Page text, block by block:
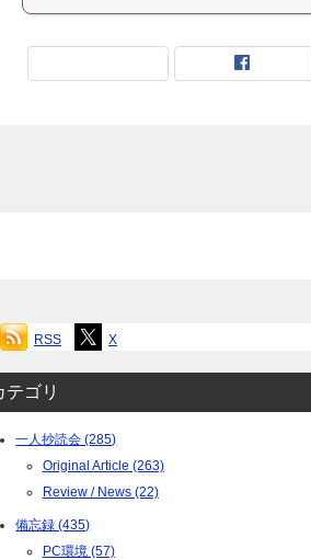
RSS X
テゴリ
一人抄読会 (285)
Original Article (263)
Review / News (22)
備忘録 (435)
PC環境 (57)